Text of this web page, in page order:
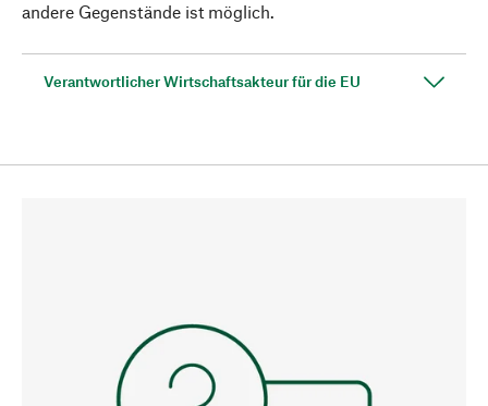
andere Gegenstände ist möglich.
Verantwortlicher Wirtschaftsakteur für die EU